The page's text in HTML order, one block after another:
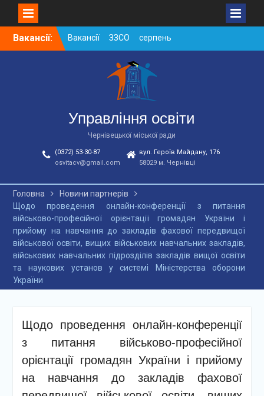
SkipВакансії:
Вакансії ЗЗСО серпень
2026
Вакансії ЗЗСО червень
Вакансії у ЗДО та
дошкільних підрозділах
ЗЗСО станом на
01.08.2026 р.
Управління освіти
Чернівецької міської ради
(0372) 53-30-87
osvitacv@gmail.com
вул. Героїв Майдану, 176
58029 м. Чернівці
Головна
Новини партнерів
Щодо проведення онлайн-конференції з питання
військово-професійної орієнтації громадян України і
прийому на навчання до закладів фахової передвищої
військової освіти, вищих військових навчальних закладів,
військових навчальних підрозділів закладів вищої освіти
та наукових установ у системі Міністерства оборони
України
Щодо проведення онлайн-конференції
з питання військово-професійної
орієнтації громадян України і прийому
на навчання до закладів фахової